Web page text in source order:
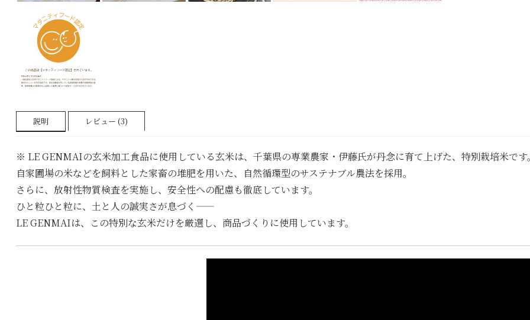
説明 レビュー (3)
※ LE GENMAIの玄米加工食品に使用している玄米は、千葉県の専業農家・伊藤氏が丹念に育て上げた、特別栽培米です
自家圃場の米などを飼料とした家畜の堆肥を用いた、自然循環型のサステナブル農法を採用。
さらに、放射性物質検査を実施し、安全性への配慮も徹底しています。
ひと粒ひと粒に、土と人の誠実さが息づく――
LE GENMAIは、この特別な玄米だけを厳選し、商品づくりに使用しています。